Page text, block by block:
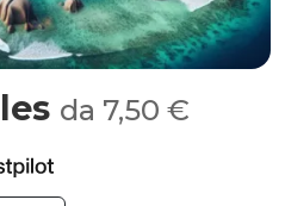
da 7,50 €